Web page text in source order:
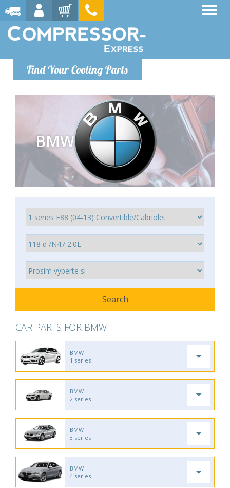
Find Your Cooling Parts
BMW
CAR PARTS FOR BMW
BMW
1 series
BMW
2 series
BMW
3 series
BMW
4 series